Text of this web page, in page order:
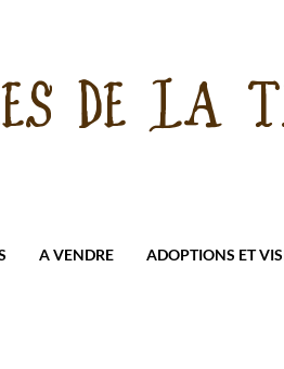
DE LA
A VENDRE ADOPTIONS ET